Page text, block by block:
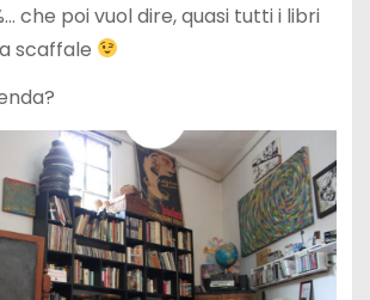
che poi vuol dire, quasi tutti i libri
scaffale